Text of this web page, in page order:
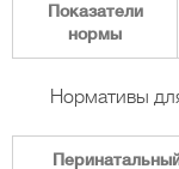
Показатели
нормы
Нормативы